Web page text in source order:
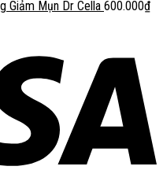
Giảm Mụn Dr Cella 600.000₫